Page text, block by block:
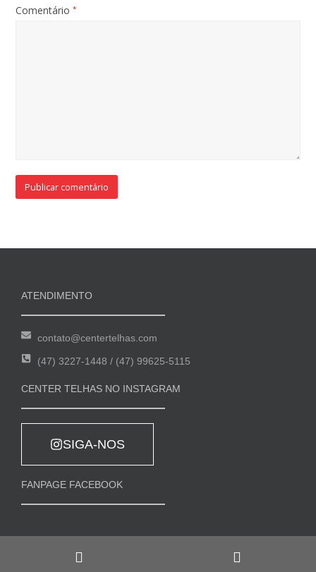
Comentário*
ATENDIMENTO
contato@centertelhas.com
(47) 3227-1448 / (47) 99625-5115
CENTER TELHAS NO INSTAGRAM
SIGA-NOS
FANPAGE FACEBOOK
Agência G13